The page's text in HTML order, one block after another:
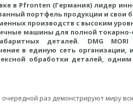
в Pfronten (Германия) лидер
портфель продукции и свои
производств с высоким
машины для полной
деталей. DMG
в единую сеть организации,
обработки деталей,
раз демонстрируют миру